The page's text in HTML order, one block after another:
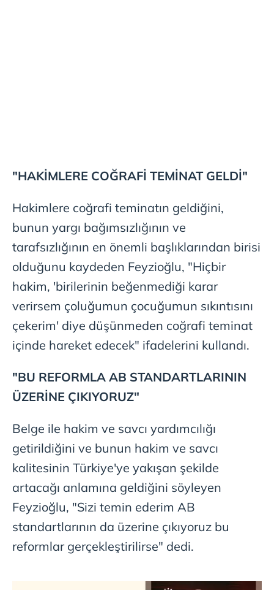
"HAKİMLERE COĞRAFİ TEMİNAT GELDİ"
Hakimlere coğrafi teminatın geldiğini,
bunun yargı bağımsızlığının ve
tarafsızlığının en önemli başlıklarından birisi
olduğunu kaydeden Feyzioğlu, "Hiçbir
hakim, 'birilerinin beğenmediği karar
verirsem çoluğumun çocuğumun sıkıntısını
çekerim' diye düşünmeden coğrafi teminat
içinde hareket edecek" ifadelerini kullandı.
"BU REFORMLA AB STANDARTLARININ
ÜZERİNE ÇIKIYORUZ"
Belge ile hakim ve savcı yardımcılığı
getirildiğini ve bunun hakim ve savcı
kalitesinin Türkiye'ye yakışan şekilde
artacağı anlamına geldiğini söyleyen
Feyzioğlu, "Sizi temin ederim AB
standartlarının da üzerine çıkıyoruz bu
reformlar gerçekleştirilirse" dedi.